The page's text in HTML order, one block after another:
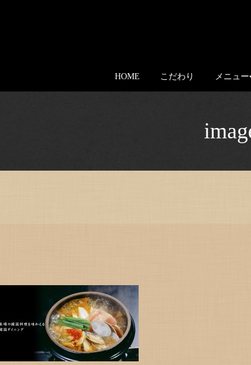
HOME こだわり メニュー